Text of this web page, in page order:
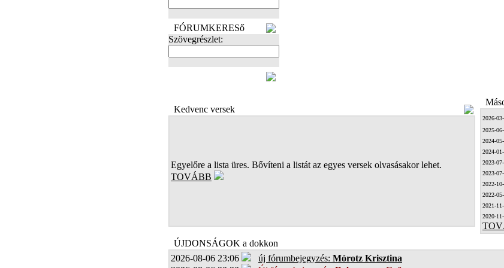
FÓRUMKERESő
Szövegrészlet:
Kedvenc versek
Egyelőre a lista üres. Bővíteni a listát az egyes versek olvasásakor lehet.
TOVÁBB
2026-
2025-
2024-
2024-
2023-
2023-
2022-
2022-
2021-
2020-
ÚJDONSÁGOK a dokkon
2026-08-06 23:06
új fórumbejegyzés: Mórotz Krisztina